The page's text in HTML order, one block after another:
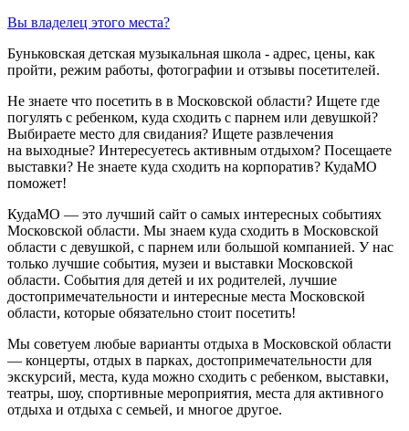
Вы владелец этого места?
Буньковская детская музыкальная школа - адрес, цены, как
пройти, режим работы, фотографии и отзывы посетителей.
Не знаете что посетить в в Московской области? Ищете где
погулять с ребенком, куда сходить с парнем или девушкой?
Выбираете место для свидания? Ищете развлечения
на выходные? Интересуетесь активным отдыхом? Посещаете
выставки? Не знаете куда сходить на корпоратив? КудаМО
поможет!
КудаМО — это лучший сайт о самых интересных событиях
Московской области. Мы знаем куда сходить в Московской
области с девушкой, с парнем или большой компанией. У нас
только лучшие события, музеи и выставки Московской
области. События для детей и их родителей, лучшие
достопримечательности и интересные места Московской
области, которые обязательно стоит посетить!
Мы советуем любые варианты отдыха в Московской области
— концерты, отдых в парках, достопримечательности для
экскурсий, места, куда можно сходить с ребенком, выставки,
театры, шоу, спортивные мероприятия, места для активного
отдыха и отдыха с семьей, и многое другое.